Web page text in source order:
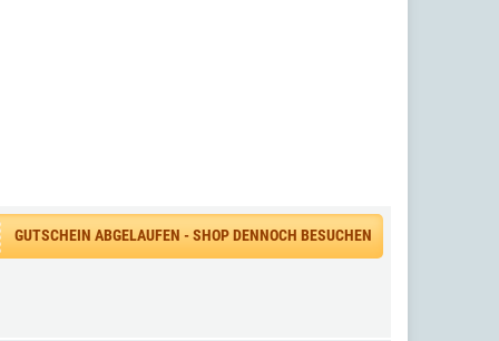
GUTSCHEIN ABGELAUFEN - SHOP DENNOCH BESUCHEN